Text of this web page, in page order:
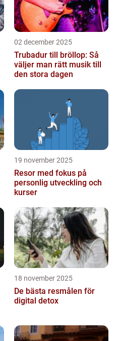
02 december 2025
Trubadur till bröllop: Så
väljer man rätt musik till
den stora dagen
19 november 2025
Resor med fokus på
personlig utveckling och
kurser
18 november 2025
De bästa resmålen för
digital detox